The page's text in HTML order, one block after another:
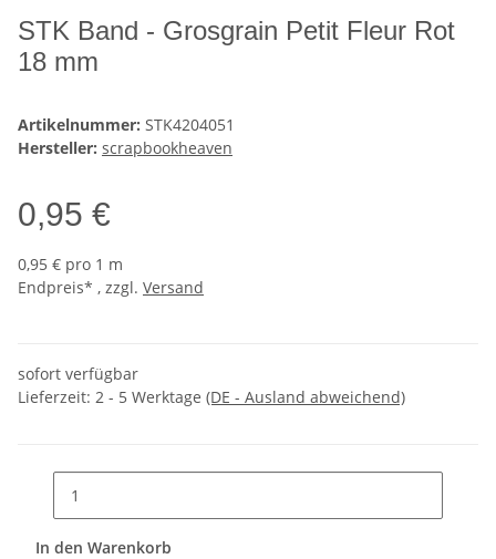
STK Band - Grosgrain Petit Fleur Rot
18 mm
Artikelnummer: STK4204051
Hersteller: scrapbookheaven
0,95 €
0,95 € pro 1 m
Endpreis* , zzgl. Versand
sofort verfügbar
Lieferzeit: 2 - 5 Werktage (DE - Ausland abweichend)
In den Warenkorb